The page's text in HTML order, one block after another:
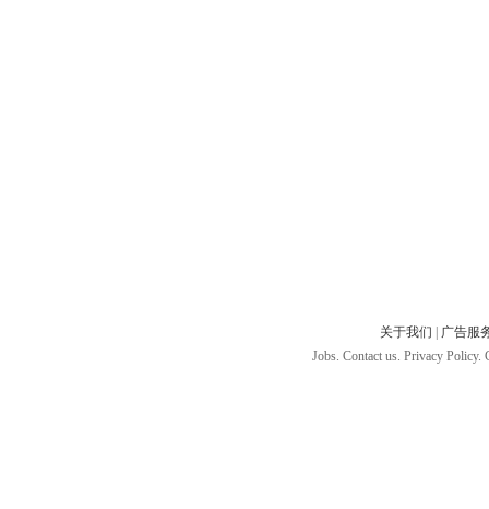
关于我们
广告服
Jobs. Contact us. Privacy